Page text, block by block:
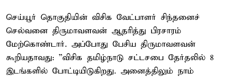
செய்யூர் தொகுதியின் விசிக வேட்பாளர் சிந்தனைச்
செல்வனை திருமாவளவன் ஆதரித்து பிரசாரம்
மேற்கொண்டார். அப்போது பேசிய திருமாவளவன்
கூறியதாவது: ”விசிக தமிழ்நாடு சட்டசபை தேர்தலில் 8
இடங்களில் போட்டியிடுகிறது. அனைத்திலும் நாம்